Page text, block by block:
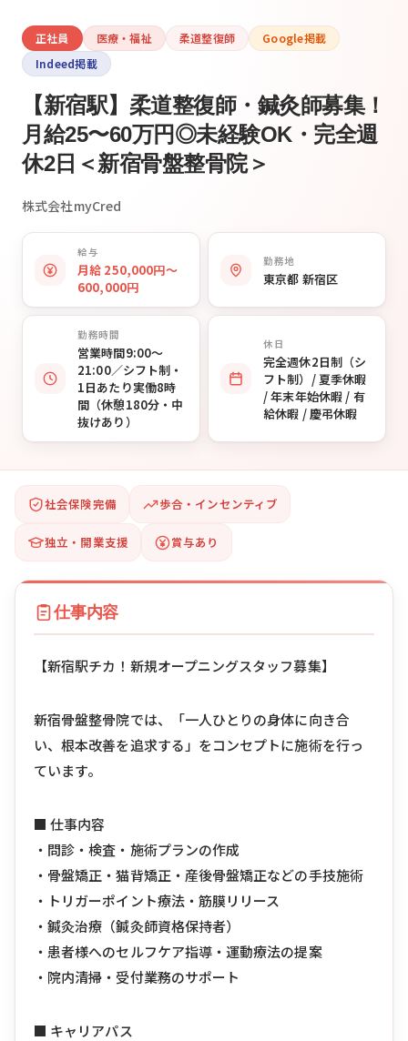
正社員 医療・福祉 柔道整復師
Google掲載
Indeed掲載
【新宿駅】柔道整復師・鍼灸師募集！
月給25〜60万円◎未経験OK・完全週
休2日＜新宿骨盤整骨院＞
株式会社myCred
給与
月給 250,000円〜
600,000円
勤務地
東京都 新宿区
勤務時間
営業時間9:00〜
21:00／シフト制・
1日あたり実働8時
間（休憩180分・中
抜けあり）
休日
完全週休2日制（シ
フト制）/ 夏季休暇
/ 年末年始休暇 / 有
給休暇 / 慶弔休暇
社会保険完備 歩合・インセンティブ
独立・開業支援 賞与あり
仕事内容
【新宿駅チカ！新規オープニングスタッフ募集】
新宿骨盤整骨院では、「一人ひとりの身体に向き合
い、根本改善を追求する」をコンセプトに施術を行っ
ています。
■ 仕事内容
・問診・検査・施術プランの作成
・骨盤矯正・猫背矯正・産後骨盤矯正などの手技施術
・トリガーポイント療法・筋膜リリース
・鍼灸治療（鍼灸師資格保持者）
・患者様へのセルフケア指導・運動療法の提案
・院内清掃・受付業務のサポート
■ キャリアパス